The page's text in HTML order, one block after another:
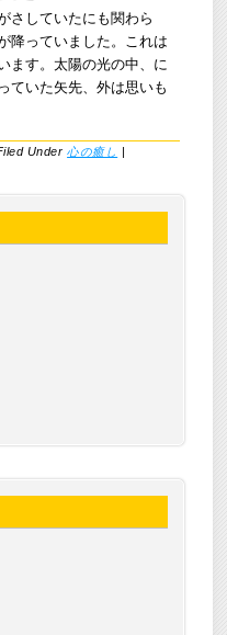
さしていたにも関わら
降っていました。これは
ます。太陽の光の中、に
ていた矢先、外は思いも
Under心の癒し |